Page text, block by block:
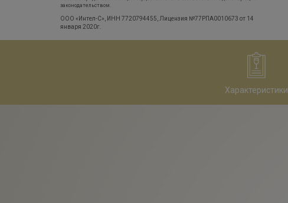
законодательством.
ООО «Интел-С», ИНН 7720794455, Лицензия №77РПА0010673 от 14
января 2020г.
Характеристики